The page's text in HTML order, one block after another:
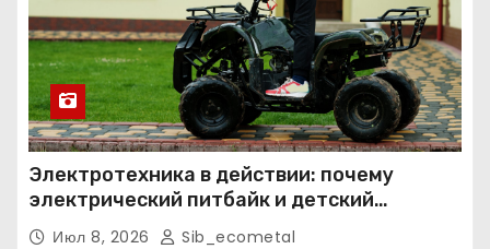
Электротехника в действии: почему
электрический питбайк и детский
квадроцикл — это больше, чем игрушки
Июл 8, 2026 Sib_ecometal